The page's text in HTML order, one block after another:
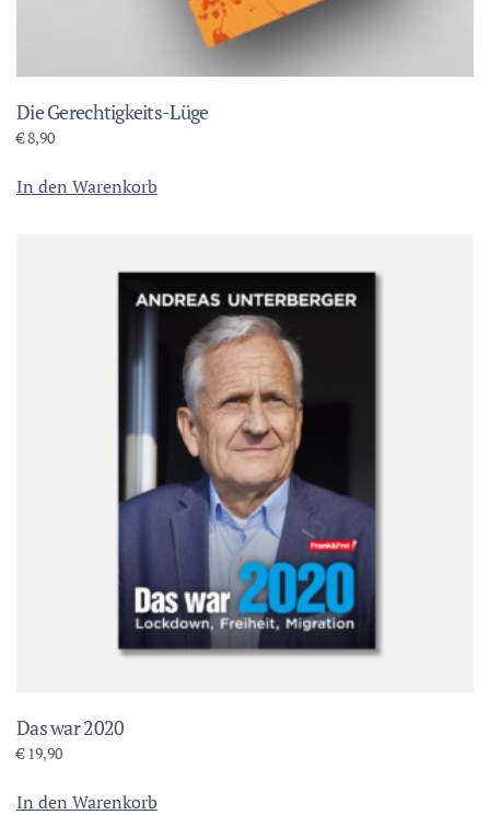
Die Gerechtigkeits-Lüge
€8,90
In den Warenkorb
Das war 2020
€19,90
In den Warenkorb